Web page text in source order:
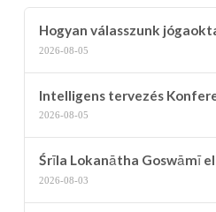
Hogyan válasszunk
2026-08-05
Intelligens tervezés
2026-08-05
Śrīla Lokanātha Goswāmī
2026-08-03